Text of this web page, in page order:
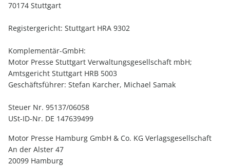
70174 Stuttgart
Registergericht: Stuttgart HRA 9302
Komplementär-GmbH:
Motor Presse Stuttgart Verwaltungsgesellschaft mbH;
Amtsgericht Stuttgart HRB 5003
Geschäftsführer: Stefan Karcher, Michael Samak
Steuer Nr. 95137/06058
USt-ID-Nr. DE 147639499
Motor Presse Hamburg GmbH & Co. KG Verlagsgesellschaft
An der Alster 47
20099 Hamburg